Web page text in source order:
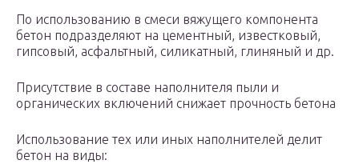
По использованию в смеси вяжущего компонента
бетон подразделяют на цементный, известковый,
гипсовый, асфальтный, силикатный, глиняный и др.
Присутствие в составе наполнителя пыли и
органических включений снижает прочность бетона
Использование тех или иных наполнителей делит
бетон на виды: